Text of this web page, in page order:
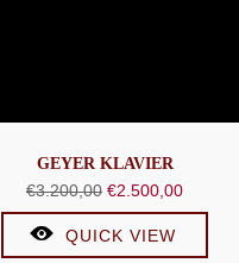
GEYER KLAVIER
€3.200,00 Ursprünglicher
Preis
war:
€2.500,00Aktueller
Preis
QUICK VIEW